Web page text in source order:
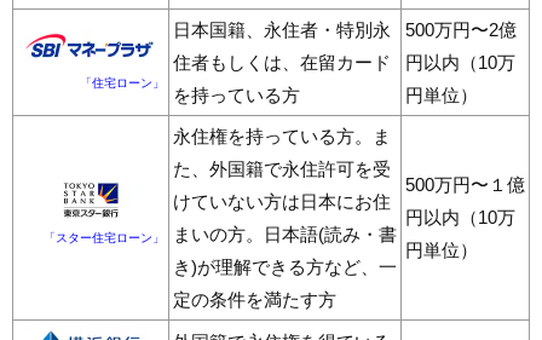
「住宅ローン」
日本国籍、永住者・特別永
住者もしくは、在留カード
を持っている方
500万円〜2億
円以内（10万
円単位）
「スター住宅ローン」
永住権を持っている方。ま
た、外国籍で永住許可を受
けていない方は日本にお住
まいの方。日本語(読み・書
き)が理解できる方など、一
定の条件を満たす方
500万円〜１億
円以内（10万
円単位）